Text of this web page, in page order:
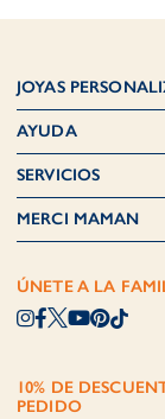
JOYAS
AYUDA
SERVICIOS
MERCI MAMAN
ÚNETE A LA
10% DE
PEDIDO